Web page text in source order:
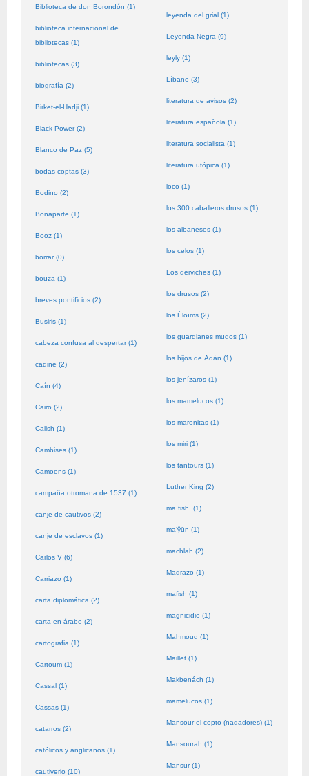
Biblioteca de don Borondón (1)
biblioteca internacional de
bibliotecas (1)
bibliotecas (3)
biografía (2)
Birket-el-Hadji (1)
Black Power (2)
Blanco de Paz (5)
bodas coptas (3)
Bodino (2)
Bonaparte (1)
Booz (1)
borrar (0)
bouza (1)
breves pontificios (2)
Busiris (1)
cabeza confusa al despertar (1)
cadine (2)
Caín (4)
Cairo (2)
Calish (1)
Cambises (1)
Camoens (1)
campaña otromana de 1537 (1)
canje de cautivos (2)
canje de esclavos (1)
Carlos V (6)
Carriazo (1)
carta diplomática (2)
carta en árabe (2)
cartografia (1)
Cartoum (1)
Cassal (1)
Cassas (1)
catarros (2)
católicos y anglicanos (1)
cautiverio (10)
leyenda del grial (1)
Leyenda Negra (9)
leyly (1)
Líbano (3)
literatura de avisos (2)
literatura española (1)
literatura socialista (1)
literatura utópica (1)
loco (1)
los 300 caballeros drusos (1)
los albaneses (1)
los celos (1)
Los derviches (1)
los drusos (2)
los Éloïms (2)
los guardianes mudos (1)
los hijos de Adán (1)
los jenízaros (1)
los mamelucos (1)
los maronitas (1)
los miri (1)
los tantours (1)
Luther King (2)
ma fish. (1)
ma’ŷūn (1)
machlah (2)
Madrazo (1)
mafish (1)
magnicidio (1)
Mahmoud (1)
Maillet (1)
Makbenách (1)
mamelucos (1)
Mansour el copto (nadadores) (1)
Mansourah (1)
Mansur (1)